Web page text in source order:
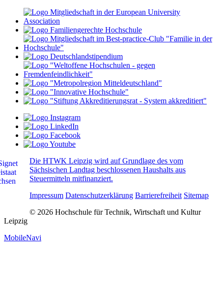
Die HTWK Leipzig wird auf Grundlage des vom
Sächsischen Landtag beschlossenen Haushalts aus
Steuermitteln mitfinanziert.
Impressum Datenschutzerklärung Barrierefreiheit Sitemap
© 2026 Hochschule für Technik, Wirtschaft und Kultur
Leipzig
MobileNavi